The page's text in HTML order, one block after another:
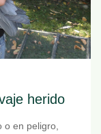
herido
o en peligro,